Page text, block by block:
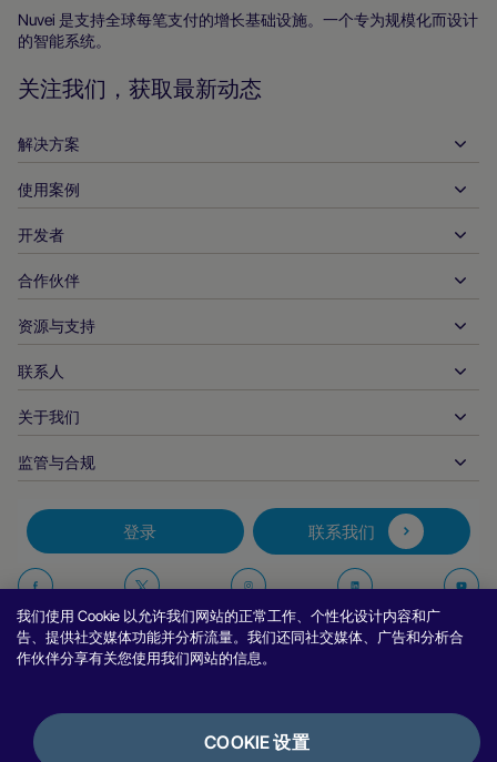
主
Nuvei 是支持全球每笔支付的增长基础设施。一个专为规模化而设计
的智能系统。
关注我们，获取最新动态
解决方案
入账
支出
全球收单
实时支付
发布
付款方式
APM
欺诈与风险管理
拒付解决方案
币种管理
对账管理
集成选项
使用案例
接待服务
汽车
企业对企业
金融服务
政府付款
旅行与交通
独立软件供货商
加密货币平台与兑换
市场
中小企业
数字内容与订阅
视频游戏
开发者
开发者工具
API 参考文件
文件资料中心
合作伙伴
与我们合作
合作伙伴产品和解决方案
技术合作伙伴
合作伙伴 DNA
合作伙伴见解
资源与支持
客户支持
商家资源
行业报告
联系人
商户销售咨询
首席执行官办公室
公司信息
推荐商户计划
报告安全漏洞
关于我们
业务概况
案例研究
博客
新闻室
访谈与网络研讨会
监管与合规
无障碍声明
反现代奴隶制报告（英国）
反现代奴隶制报告（加拿大）
阿根廷信息与政策
巴西信息与政策
举报政策
登录 联系我们
Facebook
上
Twitter
上
Instagram
我
Linkedin
Cookie 政策
我们使用 Cookie 以允许我们网站的正常工作、个性化设计内容和广
告、提供社交媒体功能并分析流量。我们还同社交媒体、广告和分析合
作伙伴分享有关您使用我们网站的信息。
COOKIE 设置